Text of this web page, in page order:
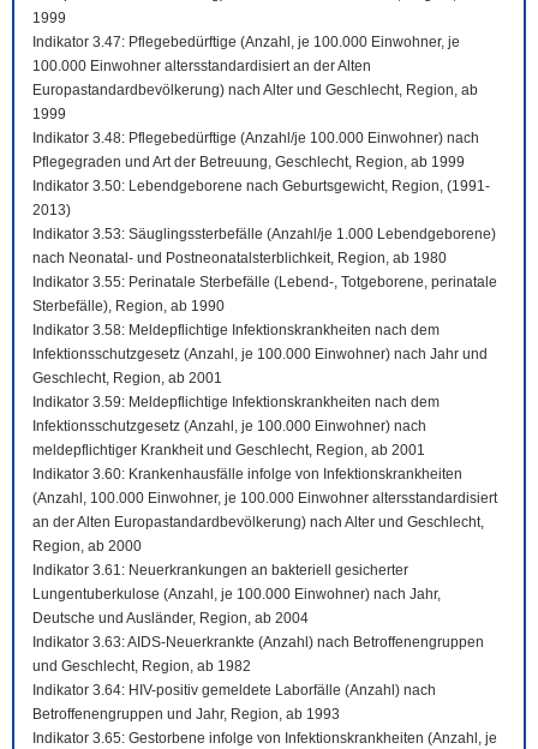
1999
Indikator 3.47: Pflegebedürftige (Anzahl, je 100.000 Einwohner, je
100.000 Einwohner altersstandardisiert an der Alten
Europastandardbevölkerung) nach Alter und Geschlecht, Region, ab
1999
Indikator 3.48: Pflegebedürftige (Anzahl/je 100.000 Einwohner) nach
Pflegegraden und Art der Betreuung, Geschlecht, Region, ab 1999
Indikator 3.50: Lebendgeborene nach Geburtsgewicht, Region, (1991-
2013)
Indikator 3.53: Säuglingssterbefälle (Anzahl/je 1.000 Lebendgeborene)
nach Neonatal- und Postneonatalsterblichkeit, Region, ab 1980
Indikator 3.55: Perinatale Sterbefälle (Lebend-, Totgeborene, perinatale
Sterbefälle), Region, ab 1990
Indikator 3.58: Meldepflichtige Infektionskrankheiten nach dem
Infektionsschutzgesetz (Anzahl, je 100.000 Einwohner) nach Jahr und
Geschlecht, Region, ab 2001
Indikator 3.59: Meldepflichtige Infektionskrankheiten nach dem
Infektionsschutzgesetz (Anzahl, je 100.000 Einwohner) nach
meldepflichtiger Krankheit und Geschlecht, Region, ab 2001
Indikator 3.60: Krankenhausfälle infolge von Infektionskrankheiten
(Anzahl, 100.000 Einwohner, je 100.000 Einwohner altersstandardisiert
an der Alten Europastandardbevölkerung) nach Alter und Geschlecht,
Region, ab 2000
Indikator 3.61: Neuerkrankungen an bakteriell gesicherter
Lungentuberkulose (Anzahl, je 100.000 Einwohner) nach Jahr,
Deutsche und Ausländer, Region, ab 2004
Indikator 3.63: AIDS-Neuerkrankte (Anzahl) nach Betroffenengruppen
und Geschlecht, Region, ab 1982
Indikator 3.64: HIV-positiv gemeldete Laborfälle (Anzahl) nach
Betroffenengruppen und Jahr, Region, ab 1993
Indikator 3.65: Gestorbene infolge von Infektionskrankheiten (Anzahl, je